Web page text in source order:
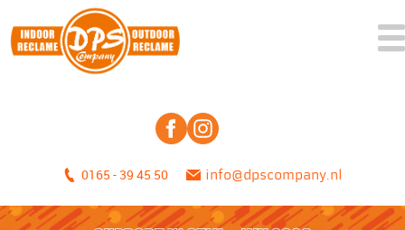
0165 - 39 45 50 info@dpscompany.nl